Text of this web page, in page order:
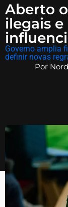
Aberto
ilegais
Governo amplia
definir novas
Por